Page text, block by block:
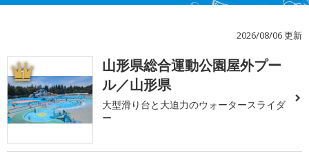
2026/08/06 更新
1
山形県総合運動公園屋外プー
ル／山形県
大型滑り台と大迫力のウォータースライダ
ー